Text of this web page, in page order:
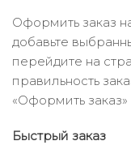
Оформить заказ
добавьте
перейдите на
правильность
«Оформить
Быстрый заказ